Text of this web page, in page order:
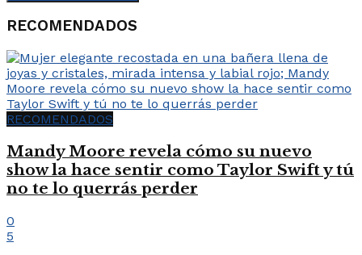
RECOMENDADOS
RECOMENDADOS
Mandy Moore revela cómo su nuevo
show la hace sentir como Taylor Swift y tú
no te lo querrás perder
0
5